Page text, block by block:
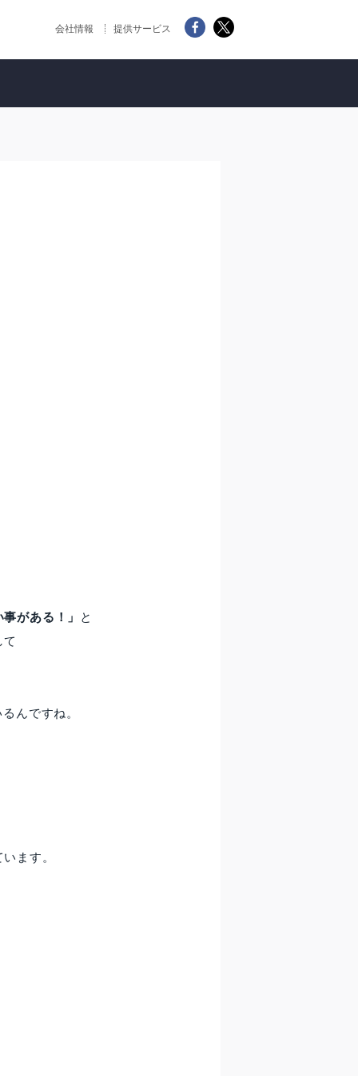
会社情報 提供サービス
がある！」 と
んですね。
ます。